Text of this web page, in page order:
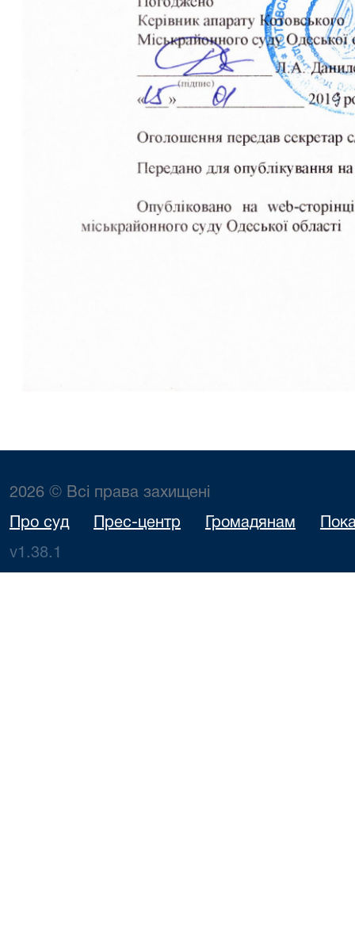
2026 © Всі права захищені
Про суд Прес-центр Громадянам
v1.38.1